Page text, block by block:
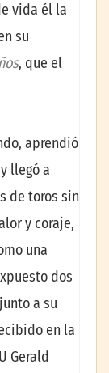
vida él la
su
, que el
aprendió
llegó a
de toros sin
y coraje,
una
dos
a su
en la
Gerald